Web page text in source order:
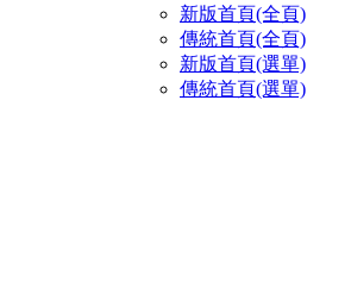
新版首頁(全頁)
傳統首頁(全頁)
新版首頁(選單)
傳統首頁(選單)